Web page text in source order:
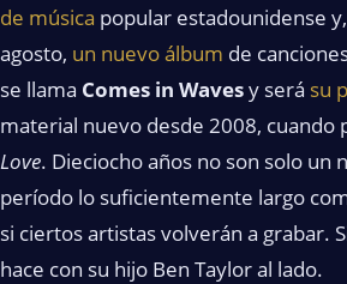
de música popular estadounidense
agosto, un nuevo álbum de
se llama Comes in Wavesy será su
material nuevo desde 2008, cuando
Love. Dieciocho años no son solo un
período lo suficientemente largo
si ciertos artistas volverán a grabar.
hace con su hijo Ben Taylor al lado.